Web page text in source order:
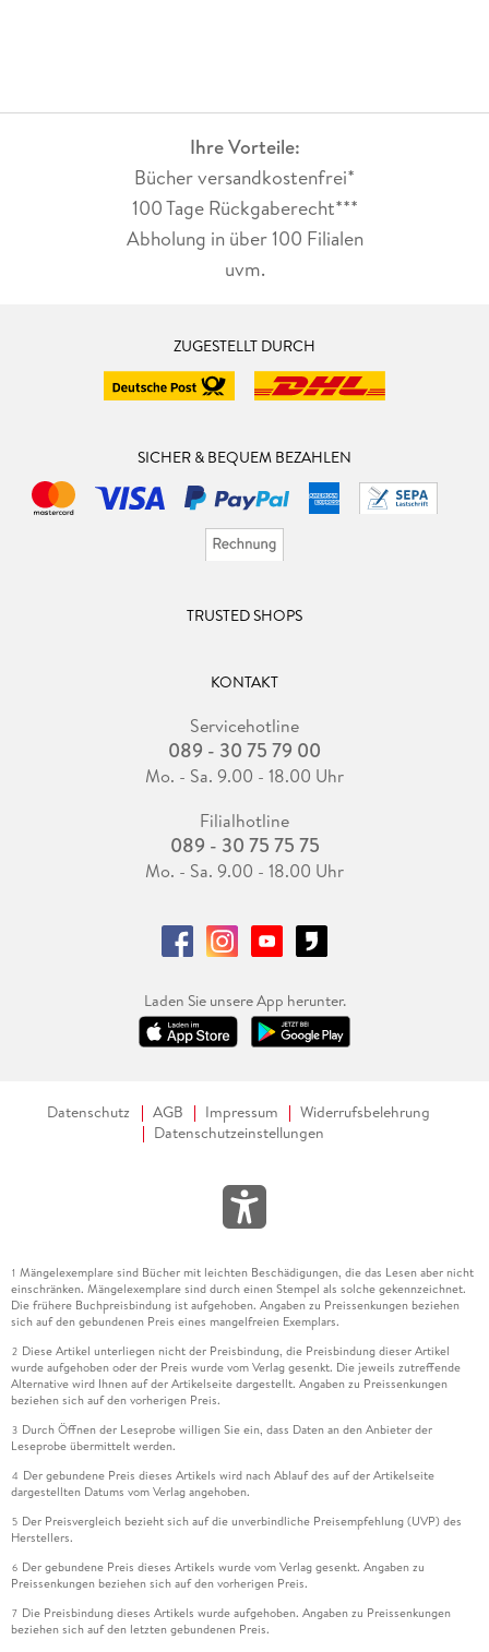
Ihre Vorteile:
Bücher versandkostenfrei*
100 Tage Rückgaberecht***
Abholung in über 100 Filialen
uvm.
ZUGESTELLT DURCH
SICHER & BEQUEM BEZAHLEN
TRUSTED SHOPS
KONTAKT
Servicehotline
089 - 30 75 79 00
Mo. - Sa. 9.00 - 18.00 Uhr
Filialhotline
089 - 30 75 75 75
Mo. - Sa. 9.00 - 18.00 Uhr
Laden Sie unsere App herunter.
Datenschutz AGB Impressum
Widerrufsbelehrung
Datenschutzeinstellungen
1 Mängelexemplare sind Bücher mit leichten Beschädigungen, die das Lesen aber nicht
einschränken. Mängelexemplare sind durch einen Stempel als solche gekennzeichnet.
Die frühere Buchpreisbindung ist aufgehoben. Angaben zu Preissenkungen beziehen
sich auf den gebundenen Preis eines mangelfreien Exemplars.
2 Diese Artikel unterliegen nicht der Preisbindung, die Preisbindung dieser Artikel
wurde aufgehoben oder der Preis wurde vom Verlag gesenkt. Die jeweils zutreffende
Alternative wird Ihnen auf der Artikelseite dargestellt. Angaben zu Preissenkungen
beziehen sich auf den vorherigen Preis.
3 Durch Öffnen der Leseprobe willigen Sie ein, dass Daten an den Anbieter der
Leseprobe übermittelt werden.
4 Der gebundene Preis dieses Artikels wird nach Ablauf des auf der Artikelseite
dargestellten Datums vom Verlag angehoben.
5 Der Preisvergleich bezieht sich auf die unverbindliche Preisempfehlung (UVP) des
Herstellers.
6 Der gebundene Preis dieses Artikels wurde vom Verlag gesenkt. Angaben zu
Preissenkungen beziehen sich auf den vorherigen Preis.
7 Die Preisbindung dieses Artikels wurde aufgehoben. Angaben zu Preissenkungen
beziehen sich auf den letzten gebundenen Preis.